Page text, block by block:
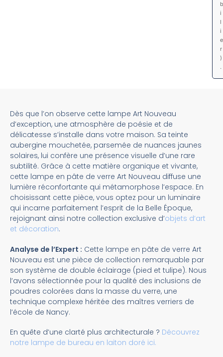
b
i
l
i
e
r
)
.
Dès que l’on observe cette lampe Art Nouveau
d’exception, une atmosphère de poésie et de
délicatesse s’installe dans votre maison. Sa teinte
aubergine mouchetée, parsemée de nuances jaunes
solaires, lui confère une présence visuelle d’une rare
subtilité. Grâce à cette matière organique et vivante,
cette lampe en pâte de verre Art Nouveau diffuse une
lumière réconfortante qui métamorphose l’espace. En
choisissant cette pièce, vous optez pour un luminaire
qui incarne parfaitement l’esprit de la Belle Époque,
rejoignant ainsi notre collection exclusive d’objets d’art
et décoration.
Analyse de l’Expert : Cette lampe en pâte de verre Art
Nouveau est une pièce de collection remarquable par
son système de double éclairage (pied et tulipe). Nous
l’avons sélectionnée pour la qualité des inclusions de
poudres colorées dans la masse du verre, une
technique complexe héritée des maîtres verriers de
l’école de Nancy.
En quête d’une clarté plus architecturale ? Découvrez
notre lampe de bureau en laiton doré ici.